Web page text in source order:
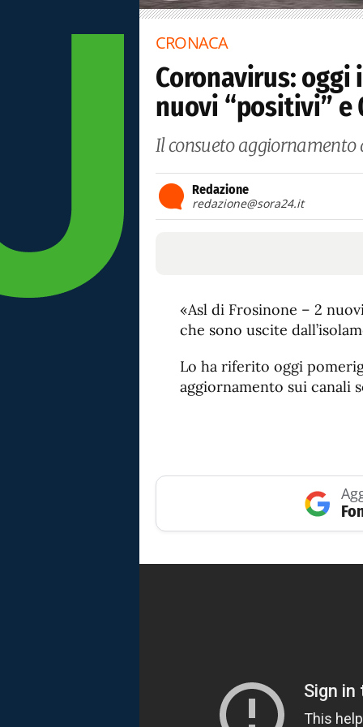
CRONACA
Coronavirus: oggi
nuovi “positivi” e
Il consueto aggiornamento
Redazione
redazione@sora24.it
«Asl di Frosinone – 2
che sono uscite
Lo ha riferito oggi
aggiornamento sui canali